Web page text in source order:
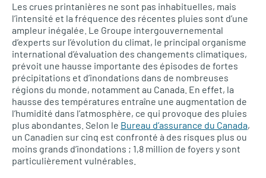
Les crues printanières ne sont pas inhabituelles, mais
l’intensité et la fréquence des récentes pluies sont d’une
ampleur inégalée. Le Groupe intergouvernemental
d’experts sur l’évolution du climat, le principal organisme
international d’évaluation des changements climatiques,
prévoit une hausse importante des épisodes de fortes
précipitations et d’inondations dans de nombreuses
régions du monde, notamment au Canada. En effet, la
hausse des températures entraîne une augmentation de
l’humidité dans l’atmosphère, ce qui provoque des pluies
plus abondantes. Selon le Bureau d’assurance du Canada,
un Canadien sur cinq est confronté à des risques plus ou
moins grands d’inondations ; 1,8 million de foyers y sont
particulièrement vulnérables.